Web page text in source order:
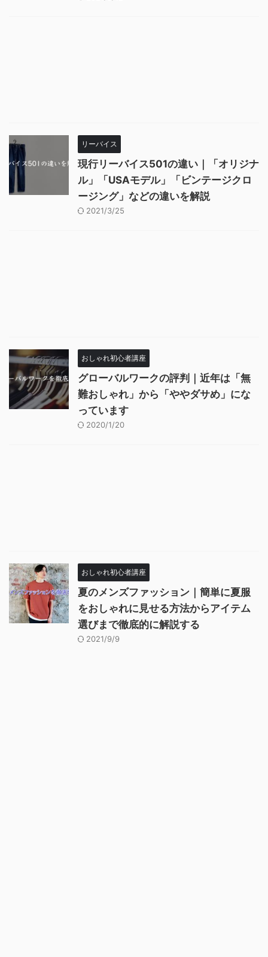
リーバイス
現行リーバイス501の違い｜「オリジナ
ル」「USAモデル」「ビンテージクロ
ージング」などの違いを解説
2021/3/25
おしゃれ初心者講座
グローバルワークの評判｜近年は「無
難おしゃれ」から「ややダサめ」にな
っています
2020/1/20
おしゃれ初心者講座
夏のメンズファッション｜簡単に夏服
をおしゃれに見せる方法からアイテム
選びまで徹底的に解説する
2021/9/9